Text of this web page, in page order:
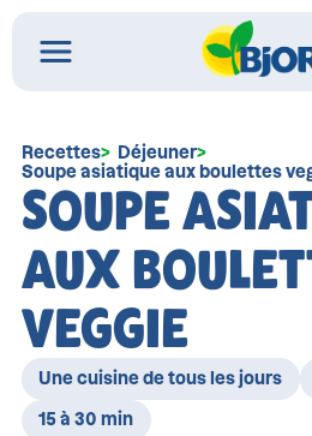
Recettes
Déjeuner
Soupe asiatique aux boulettes
SOUPE
AUX
VEGGIE
Une cuisine de tous les jours
15 à 30 min